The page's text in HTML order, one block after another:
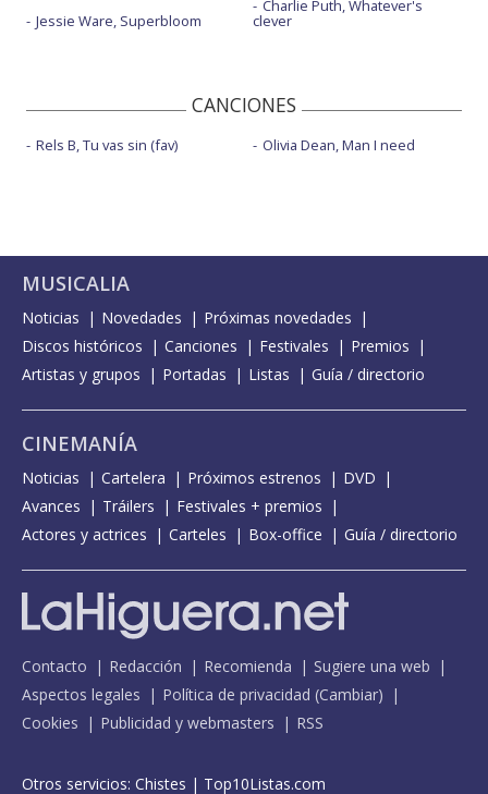
Jessie Ware, Superbloom
Charlie Puth, Whatever's
clever
CANCIONES
Rels B, Tu vas sin (fav) Olivia Dean, Man I need
MUSICALIA
Noticias Novedades
Próximas novedades
Discos históricos
Canciones Festivales
Premios
Artistas y grupos
Portadas Listas Guía / directorio
CINEMANÍA
Noticias Cartelera Próximos estrenos
DVD
Avances
Tráilers
Festivales + premios
Actores y actrices
Carteles Box-office Guía / directorio
Contacto Redacción Recomienda
Sugiere una web
Aspectos legales
Política de privacidad (Cambiar)
Cookies
Publicidad y webmasters RSS
Otros servicios: Chistes | Top10Listas.com